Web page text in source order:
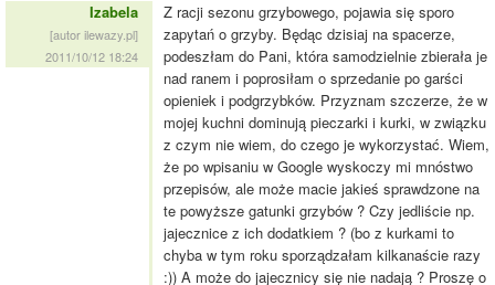
Izabela
[autor ilewazy.pl]
2011/10/12 18:24
Z racji sezonu grzybowego, pojawia się sporo
zapytań o grzyby. Będąc dzisiaj na spacerze,
podeszłam do Pani, która samodzielnie zbierała je
nad ranem i poprosiłam o sprzedanie po garści
opieniek i podgrzybków. Przyznam szczerze, że w
mojej kuchni dominują pieczarki i kurki, w związku
z czym nie wiem, do czego je wykorzystać. Wiem,
że po wpisaniu w Google wyskoczy mi mnóstwo
przepisów, ale może macie jakieś sprawdzone na
te powyższe gatunki grzybów ? Czy jedliście np.
jajecznice z ich dodatkiem ? (bo z kurkami to
chyba w tym roku sporządzałam kilkanaście razy
:)) A może do jajecznicy się nie nadają ? Proszę o